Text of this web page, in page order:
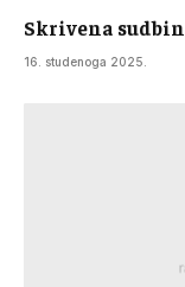
Skrivena
16. studenoga 2025.